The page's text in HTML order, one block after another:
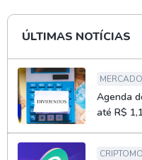
ÚLTIMAS NOTÍCIAS
MERCADO
Agenda
até R$